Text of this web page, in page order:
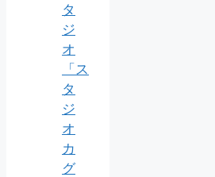
タ
ジ
オ
「ス
タ
ジ
オ
カ
グ